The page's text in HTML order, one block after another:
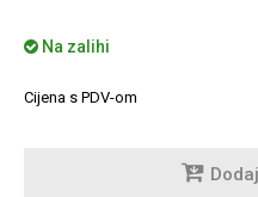
Na zalihi
Cijena s PDV-om